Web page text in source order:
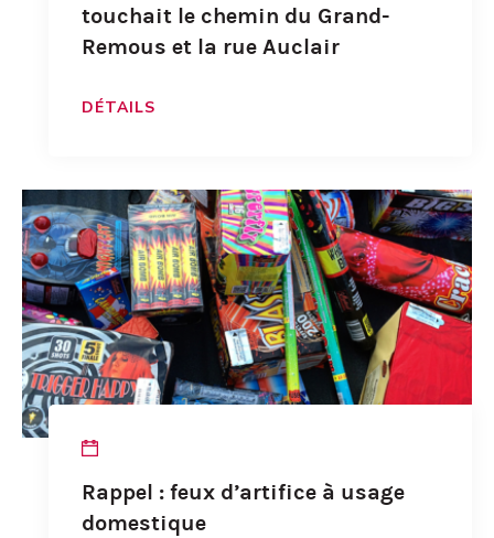
touchait le chemin du Grand-
Remous et la rue Auclair
DÉTAILS
Rappel : feux d’artifice à usage
domestique